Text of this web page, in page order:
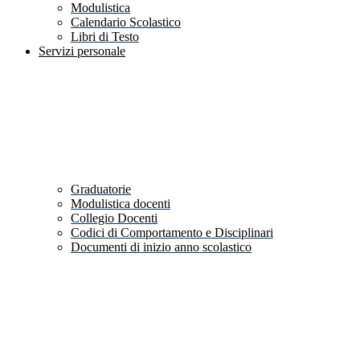
Modulistica
Calendario Scolastico
Libri di Testo
Servizi personale
Graduatorie
Modulistica docenti
Collegio Docenti
Codici di Comportamento e Disciplinari
Documenti di inizio anno scolastico